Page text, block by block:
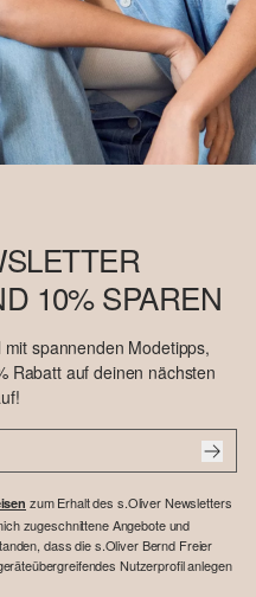
10% SPAREN
spannenden Modetipps,
Rabatt auf deinen nächsten
zum Erhalt des s.Oliver Newsletters
zugeschnittene Angebote und
dass die s.Oliver Bernd Freier
Nutzerprofil anlegen